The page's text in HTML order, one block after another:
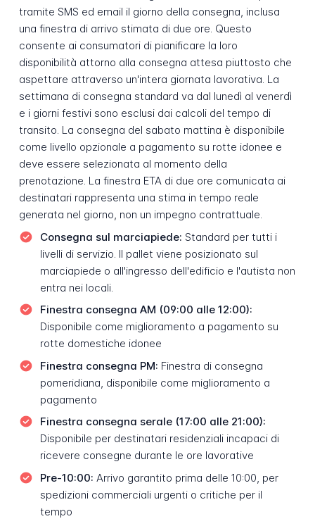
tramite SMS ed email il giorno della consegna, inclusa
una finestra di arrivo stimata di due ore. Questo
consente ai consumatori di pianificare la loro
disponibilità attorno alla consegna attesa piuttosto che
aspettare attraverso un'intera giornata lavorativa. La
settimana di consegna standard va dal lunedì al venerdì
e i giorni festivi sono esclusi dai calcoli del tempo di
transito. La consegna del sabato mattina è disponibile
come livello opzionale a pagamento su rotte idonee e
deve essere selezionata al momento della
prenotazione. La finestra ETA di due ore comunicata ai
destinatari rappresenta una stima in tempo reale
generata nel giorno, non un impegno contrattuale.
Consegna sul marciapiede: Standard per tutti i
livelli di servizio. Il pallet viene posizionato sul
marciapiede o all'ingresso dell'edificio e l'autista non
entra nei locali.
Finestra consegna AM (09:00 alle 12:00):
Disponibile come miglioramento a pagamento su
rotte domestiche idonee
Finestra consegna PM: Finestra di consegna
pomeridiana, disponibile come miglioramento a
pagamento
Finestra consegna serale (17:00 alle 21:00):
Disponibile per destinatari residenziali incapaci di
ricevere consegne durante le ore lavorative
Pre-10:00: Arrivo garantito prima delle 10:00, per
spedizioni commerciali urgenti o critiche per il
tempo